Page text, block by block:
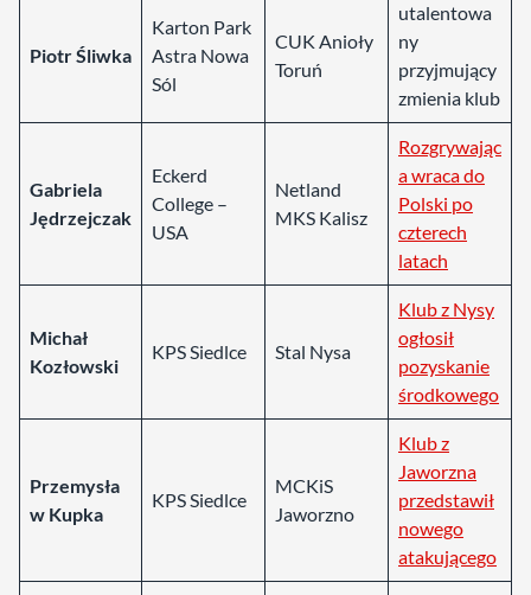
Piotr Śliwka
Karton Park
Astra Nowa
Sól
CUK Anioły
Toruń
utalentowa
ny
przyjmujący
zmienia klub
Gabriela
Jędrzejczak
Eckerd
College –
USA
Netland
MKS Kalisz
Rozgrywając
a wraca do
Polski po
czterech
latach
Michał
Kozłowski
KPS Siedlce Stal Nysa
Klub z Nysy
ogłosił
pozyskanie
środkowego
Przemysła
w Kupka
KPS Siedlce
MCKiS
Jaworzno
Klub z
Jaworzna
przedstawił
nowego
atakującego